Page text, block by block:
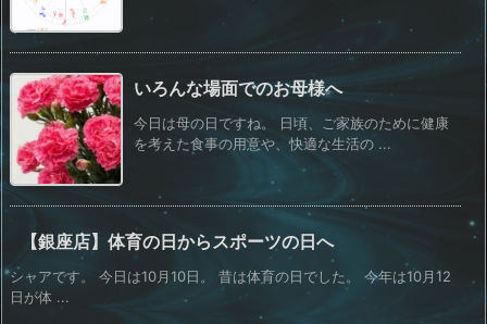
いろんな場面でのお母様へ
今日は母の日ですね。 日頃、ご家族のために健康
を考えた食事の用意や、快適な生活の ...
【銀座店】体育の日からスポーツの日へ
シャアです。 今日は10月10日。 昔は体育の日でした。 今年は10月12
日が体 ...